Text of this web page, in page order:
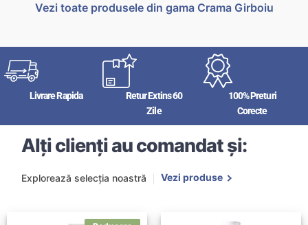
Vezi toate produsele din gama Crama Girboiu
Livrare Rapida
Retur Extins 60
Zile
100% Preturi
Corecte
Alți clienți au comandat și:
Explorează selecția noastră Vezi produse